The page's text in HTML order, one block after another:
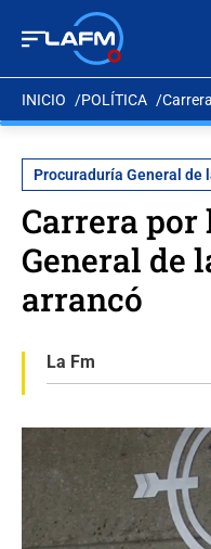
INICIO POLÍTICA
Procuraduría General de
Carrera
General de
arrancó
La Fm